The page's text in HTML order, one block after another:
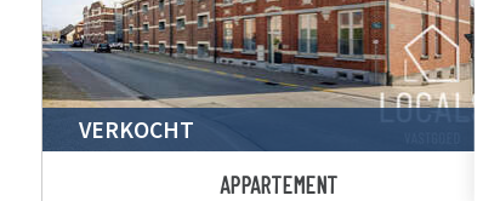
VERKOCHT
APPARTEMENT